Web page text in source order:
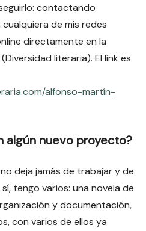
contactando
de mis redes
directamente en la
literaria). El link es
alfonso-martín-
algún nuevo proyecto?
deja jamás de trabajar y de
tengo varios: una novela de
y documentación,
con varios de ellos ya